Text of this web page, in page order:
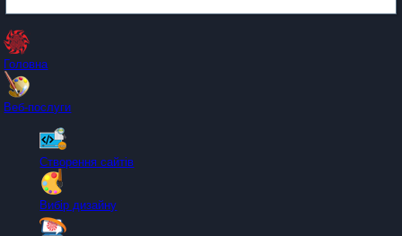
Головна
Веб-послуги
Створення сайтів
Вибір дизайну